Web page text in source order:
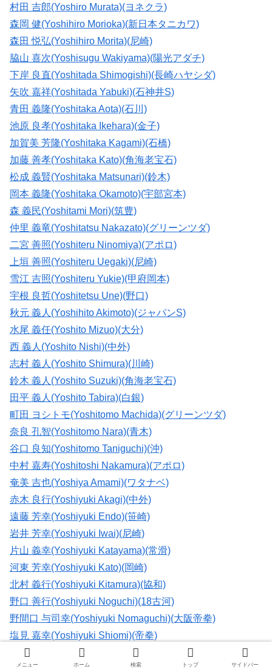
村田 吉郎(Yoshiro Murata)(ヨネクラ)
森岡 健(Yoshihiro Morioka)(新日本タニカワ)
森田 悦弘(Yoshihiro Morita)(尼崎)
脇山 喜次(Yoshisugu Wakiyama)(陽光アダチ)
下岸 良直(Yoshitada Shimogishi)(長崎ハヤシダ)
矢吹 嘉祥(Yoshitada Yabuki)(石神井S)
青田 義隆(Yoshitaka Aota)(石川)
池原 良孝(Yoshitaka Ikehara)(金子)
加賀美 芳隆(Yoshitaka Kagami)(石橋)
加藤 善孝(Yoshitaka Kato)(角海老宝石)
松成 義賢(Yoshitaka Matsunari)(鈴木)
岡本 義隆(Yoshitaka Okamoto)(宇部宮本)
森 義民(Yoshitami Mori)(筑豊)
仲里 義竜(Yoshitatsu Nakazato)(グリーンツダ)
二宮 善照(Yoshiteru Ninomiya)(アポロ)
上垣 善照(Yoshiteru Uegaki)(尼崎)
雪江 吉照(Yoshiteru Yukie)(甲府岡本)
宇根 良哲(Yoshitetsu Une)(野口)
秋元 義人(Yoshihito Akimoto)(ジャパンS)
水尾 義任(Yoshito Mizuo)(大分)
西 義人(Yoshito Nishi)(中外)
志村 義人(Yoshito Shimura)(川崎)
鈴木 義人(Yoshito Suzuki)(角海老宝石)
田平 義人(Yoshito Tabira)(白銀)
町田 ヨシトモ(Yoshitomo Machida)(グリーンツダ)
奈良 孔智(Yoshitomo Nara)(青木)
谷口 良知(Yoshitomo Taniguchi)(沖)
中村 嘉寿(Yoshitoshi Nakamura)(アポロ)
奄美 吉也(Yoshiya Amami)(ワタナベ)
赤木 良行(Yoshiyuki Akagi)(中外)
遠藤 芳幸(Yoshiyuki Endo)(笹崎)
岩井 芳幸(Yoshiyuki Iwai)(尼崎)
片山 義幸(Yoshiyuki Katayama)(常滑)
河東 芳幸(Yoshiyuki Kato)(岡崎)
北村 義行(Yoshiyuki Kitamura)(協和)
野口 善行(Yoshiyuki Noguchi)(18古河)
野間口 与司幸(Yoshiyuki Nomaguchi)(大阪帝拳)
塩見 嘉幸(Yoshiyuki Shiomi)(帝拳)
高林 良幸(Yoshiyuki Takabayashi)(RK蒲田)
内田 好之(Yoshiyuki Uchida)(上福岡)
メニュー ホーム 検索 トップ サイドバー